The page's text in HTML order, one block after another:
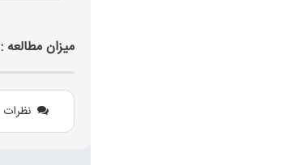
میزان مطالعه :
نظرات